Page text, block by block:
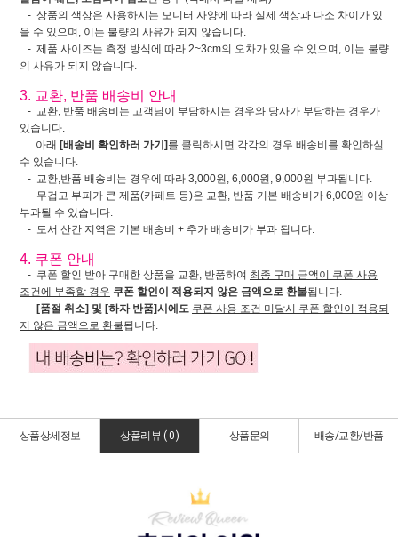
- 상품의 색상은 사용하시는 모니터 사양에 따라 실제 색상과 다소 차이가 있
을 수 있으며, 이는 불량의 사유가 되지 않습니다.
- 제품 사이즈는 측정 방식에 따라 2~3cm의 오차가 있을 수 있으며, 이는 불량
의 사유가 되지 않습니다.
3. 교환, 반품 배송비 안내
- 교환, 반품 배송비는 고객님이 부담하시는 경우와 당사가 부담하는 경우가
있습니다.
아래 [배송비 확인하러 가기] 를 클릭하시면 각각의 경우 배송비를 확인하실
수 있습니다.
- 교환,반품 배송비는 경우에 따라 3,000원, 6,000원, 9,000원 부과됩니다.
- 무겁고 부피가 큰 제품(카페트 등)은 교환, 반품 기본 배송비가 6,000원 이상
부과될 수 있습니다.
- 도서 산간 지역은 기본 배송비 + 추가 배송비가 부과 됩니다.
4. 쿠폰 안내
- 쿠폰 할인 받아 구매한 상품을 교환, 반품하여 최종 구매 금액이 쿠폰 사용
조건에 부족할 경우 쿠폰 할인이 적용되지 않은 금액으로 환불됩니다.
- [품절 취소] 및 [하자 반품]시에도 쿠폰 사용 조건 미달시 쿠폰 할인이 적용되
지 않은 금액으로 환불됩니다.
상품상세정보 상품리뷰 ( 0) 상품문의 배송/교환/반품